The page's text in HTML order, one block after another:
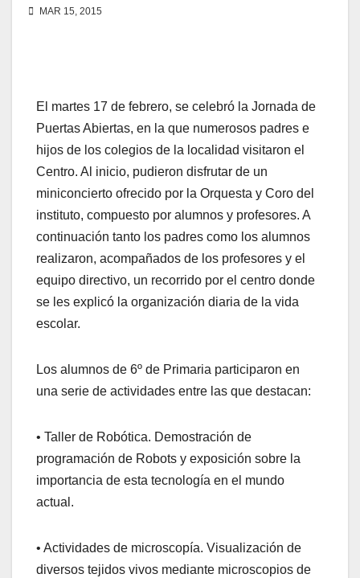
MAR 15, 2015
El martes 17 de febrero, se celebró la Jornada de
Puertas Abiertas, en la que numerosos padres e
hijos de los colegios de la localidad visitaron el
Centro. Al inicio, pudieron disfrutar de un
miniconcierto ofrecido por la Orquesta y Coro del
instituto, compuesto por alumnos y profesores. A
continuación tanto los padres como los alumnos
realizaron, acompañados de los profesores y el
equipo directivo, un recorrido por el centro donde
se les explicó la organización diaria de la vida
escolar.
Los alumnos de 6º de Primaria participaron en
una serie de actividades entre las que destacan:
• Taller de Robótica. Demostración de
programación de Robots y exposición sobre la
importancia de esta tecnología en el mundo
actual.
• Actividades de microscopía. Visualización de
diversos tejidos vivos mediante microscopios de